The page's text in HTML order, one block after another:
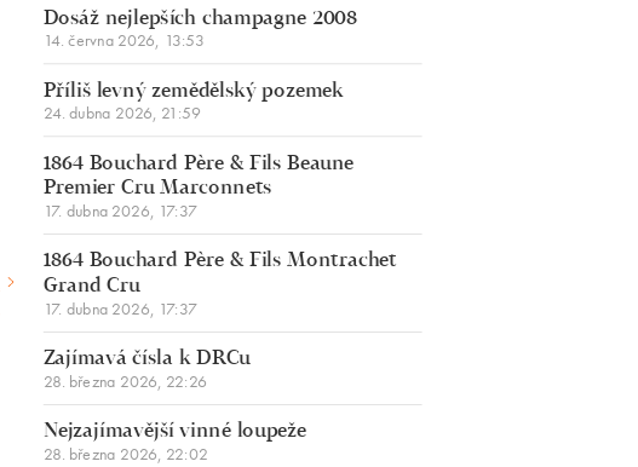
Dosáž nejlepších champagne 2008
14. června 2026, 13:53
Příliš levný zemědělský pozemek
24. dubna 2026, 21:59
1864 Bouchard Père & Fils Beaune
Premier Cru Marconnets
17. dubna 2026, 17:37
1864 Bouchard Père & Fils Montrachet
Grand Cru
17. dubna 2026, 17:37
Zajímavá čísla k DRCu
28. března 2026, 22:26
Nejzajímavější vinné loupeže
28. března 2026, 22:02